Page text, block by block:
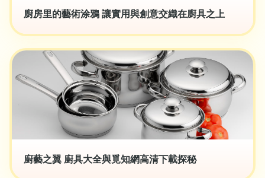
廚房里的藝術涂鴉 讓實用與創意交織在廚具之上
廚藝之翼 廚具大全與覓知網高清下載探秘